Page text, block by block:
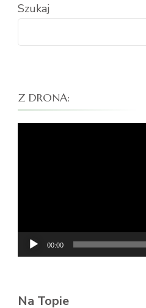
Szukaj
Z DRONA:
00:00
Na Topie